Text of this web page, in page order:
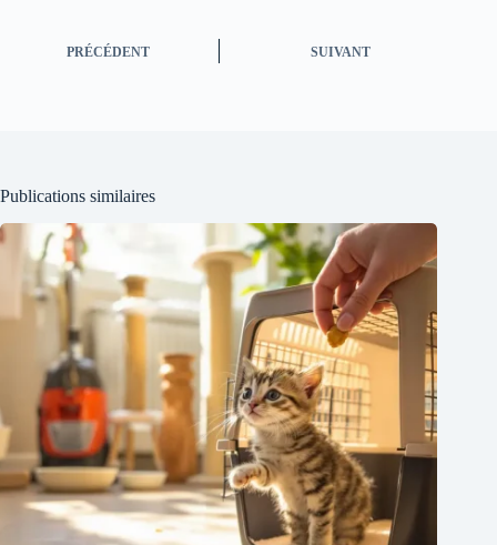
PRÉCÉDENT SUIVANT
Publications similaires